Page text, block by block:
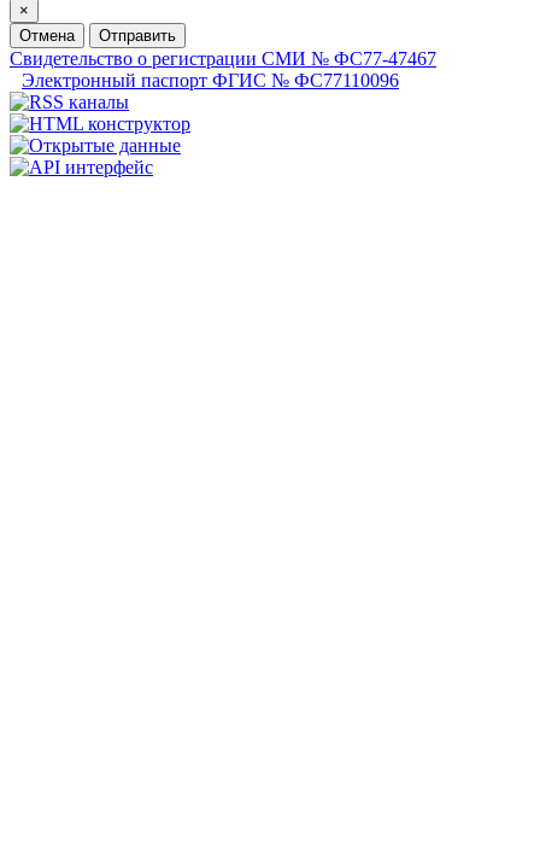
×
Отмена
Отправить
Свидетельство о регистрации СМИ № ФС77-47467
Электронный паспорт ФГИС № ФС77110096